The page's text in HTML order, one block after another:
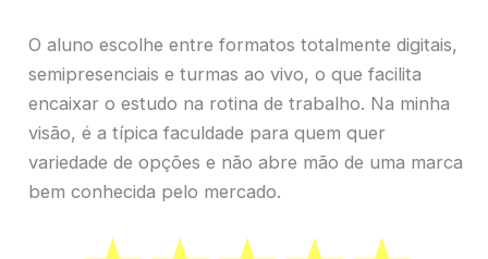
O aluno escolhe entre formatos totalmente digitais,
semipresenciais e turmas ao vivo, o que facilita
encaixar o estudo na rotina de trabalho. Na minha
visão, é a típica faculdade para quem quer
variedade de opções e não abre mão de uma marca
bem conhecida pelo mercado.